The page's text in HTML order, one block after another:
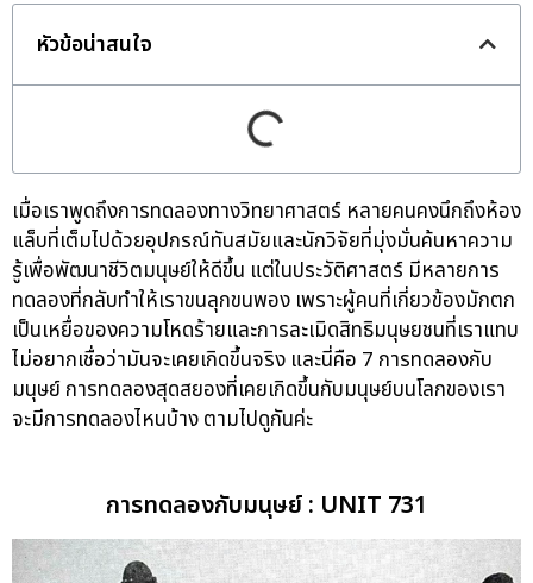
หัวข้อน่าสนใจ
เมื่อเราพูดถึงการทดลองทางวิทยาศาสตร์ หลายคนคงนึกถึงห้อง
แล็บที่เต็มไปด้วยอุปกรณ์ทันสมัยและนักวิจัยที่มุ่งมั่นค้นหาความ
รู้เพื่อพัฒนาชีวิตมนุษย์ให้ดีขึ้น แต่ในประวัติศาสตร์ มีหลายการ
ทดลองที่กลับทำให้เราขนลุกขนพอง เพราะผู้คนที่เกี่ยวข้องมักตก
เป็นเหยื่อของความโหดร้ายและการละเมิดสิทธิมนุษยชนที่เราแทบ
ไม่อยากเชื่อว่ามันจะเคยเกิดขึ้นจริง และนี่คือ 7 การทดลองกับ
มนุษย์ การทดลองสุดสยองที่เคยเกิดขึ้นกับมนุษย์บนโลกของเรา
จะมีการทดลองไหนบ้าง ตามไปดูกันค่ะ
การทดลองกับมนุษย์ : UNIT 731